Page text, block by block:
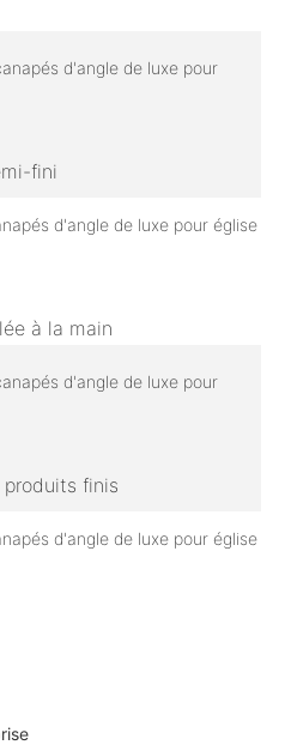
fini
à la main
finis